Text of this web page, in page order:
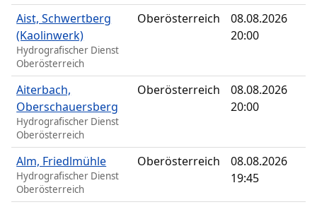
Aist, Schwertberg
(Kaolinwerk)
Hydrografischer Dienst
Oberösterreich
Oberösterreich
08.08.2026
20:00
Aiterbach,
Oberschauersberg
Hydrografischer Dienst
Oberösterreich
Oberösterreich
08.08.2026
20:00
Alm, Friedlmühle
Hydrografischer Dienst
Oberösterreich
Oberösterreich
08.08.2026
19:45